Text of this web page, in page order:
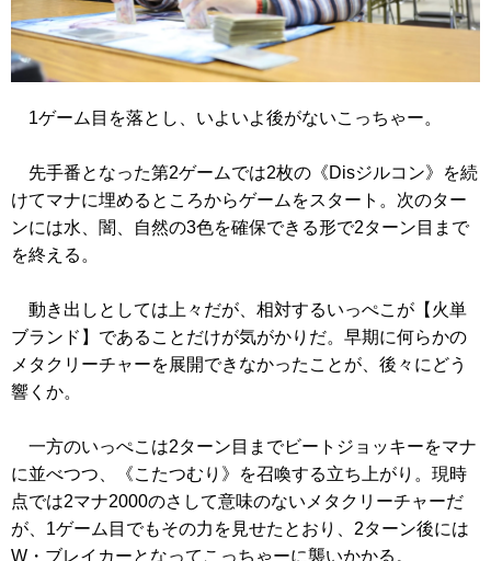
1ゲーム目を落とし、いよいよ後がないこっちゃー。
先手番となった第2ゲームでは2枚の 《Disジルコン》
を続
けてマナに埋めるところからゲームをスタート。次のター
ンには水、闇、自然の3色を確保できる形で2ターン目まで
を終える。
動き出しとしては上々だが、相対するいっぺこが【火単
ブランド】であることだけが気がかりだ。早期に何らかの
メタクリーチャーを展開できなかったことが、後々にどう
響くか。
一方のいっぺこは2ターン目までビートジョッキーをマナ
に並べつつ、
《こたつむり》
を召喚する立ち上がり。現時
点では2マナ2000のさして意味のないメタクリーチャーだ
が、1ゲーム目でもその力を見せたとおり、2ターン後には
W・ブレイカーとなってこっちゃーに襲いかかる。